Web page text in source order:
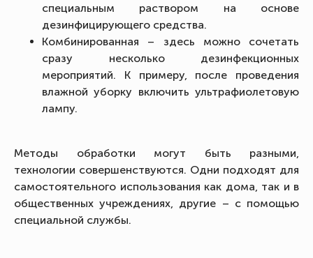
специальным раствором на основе
дезинфицирующего средства.
Комбинированная – здесь можно сочетать
сразу несколько дезинфекционных
мероприятий. К примеру, после проведения
влажной уборку включить ультрафиолетовую
лампу.
Методы обработки могут быть разными,
технологии совершенствуются. Одни подходят для
самостоятельного использования как дома, так и в
общественных учреждениях, другие – с помощью
специальной службы.